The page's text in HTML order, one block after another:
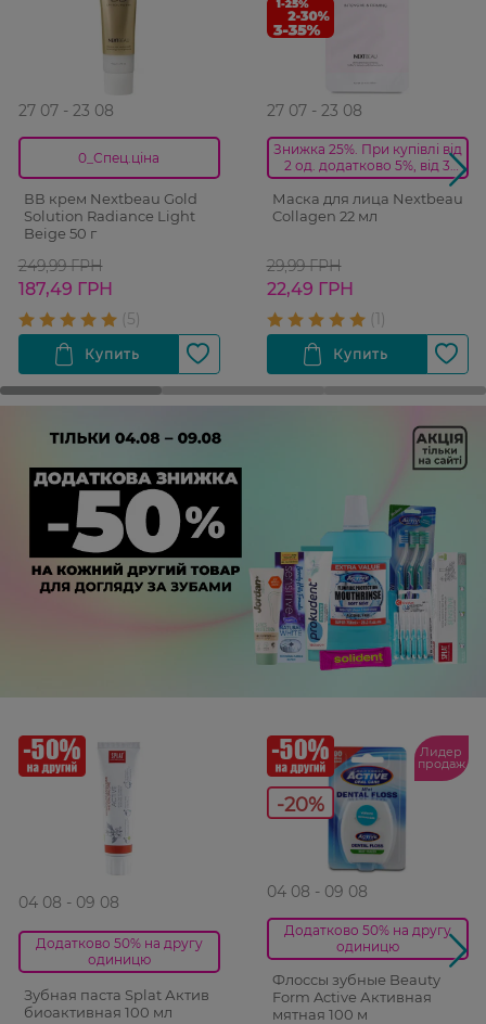
27 07 - 23 08
0_Спец.ціна
ВВ крем Nextbeau Gold
Solution Radiance Light
Beige 50 г
249,99 ГРН
187,49 ГРН
27 07 - 23 08
Знижка 25%. При купівлі від
2 од. додатково 5%, від 3
од.-10%
Маска для лица Nextbeau
Collagen 22 мл
29,99 ГРН
22,49 ГРН
04 08 - 09 08
Додатково 50% на другу
одиницю
Зубная паста Splat Актив
биоактивная 100 мл
-20%
Лидер
продаж
04 08 - 09 08
Додатково 50% на другу
одиницю
Флоссы зубные Beauty
Form Active Активная
мятная 100 м